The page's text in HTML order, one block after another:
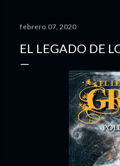
febrero 07, 2020
EL LEGADO DE